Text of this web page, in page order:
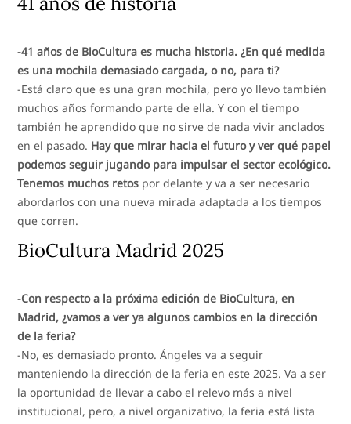
-41 años de BioCultura es mucha historia. ¿En qué medida
es una mochila demasiado cargada, o no, para ti?
-Está claro que es una gran mochila, pero yo llevo también
muchos años formando parte de ella. Y con el tiempo
también he aprendido que no sirve de nada vivir anclados
en el pasado. Hay que mirar hacia el futuro y ver qué papel
podemos seguir jugando para impulsar el sector ecológico.
Tenemos muchos retos por delante y va a ser necesario
abordarlos con una nueva mirada adaptada a los tiempos
que corren.
BioCultura Madrid 2025
-Con respecto a la próxima edición de BioCultura, en
Madrid, ¿vamos a ver ya algunos cambios en la dirección
de la feria?
-No, es demasiado pronto. Ángeles va a seguir
manteniendo la dirección de la feria en este 2025. Va a ser
la oportunidad de llevar a cabo el relevo más a nivel
institucional, pero, a nivel organizativo, la feria está lista